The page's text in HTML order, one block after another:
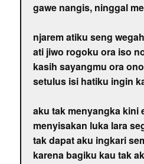
gawe nangis, ninggal
njarem atiku seng
ati jiwo rogoku ora iso
kasih sayangmu ora
setulus isi hatiku ingin
aku tak menyangka kini
menyisakan luka lara
tak dapat aku ingkari
karena bagiku kau tak